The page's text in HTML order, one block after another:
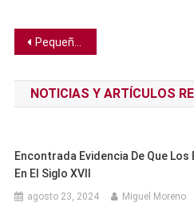
Navegación
de
entradas
Pequeñas burbujas ayudan al cáncer a invadir nuevos órganos
NOTICIAS Y ARTÍCULOS
Encontrada Evidencia De Que
En El Siglo XVII
agosto 23, 2024 Miguel Moreno